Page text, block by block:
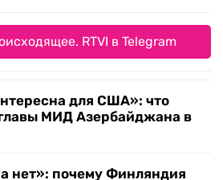
RTVI в Telegram
для США»: что
МИД Азербайджана в
нет»: почему Финляндия